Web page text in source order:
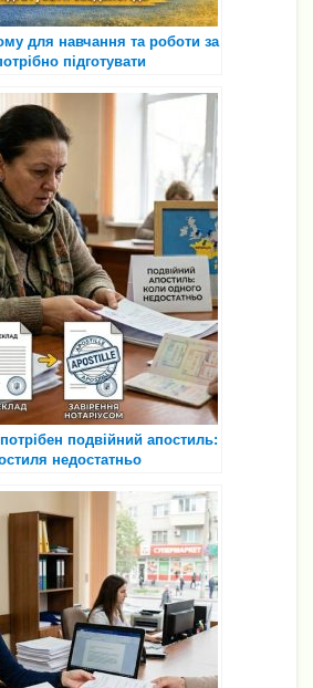
для навчання та роботи за
підготувати
подвійний апостиль:
недостатньо